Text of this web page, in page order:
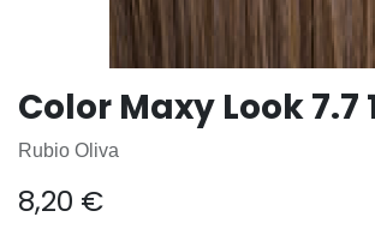
Color Maxy Look 7.7
Rubio Oliva
8,20 €